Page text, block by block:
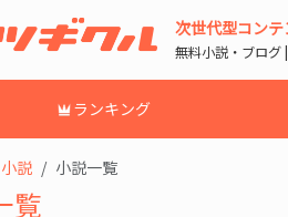
次世代型コン
無料小説・ブログ
ランキング
小説 小説一覧
覧